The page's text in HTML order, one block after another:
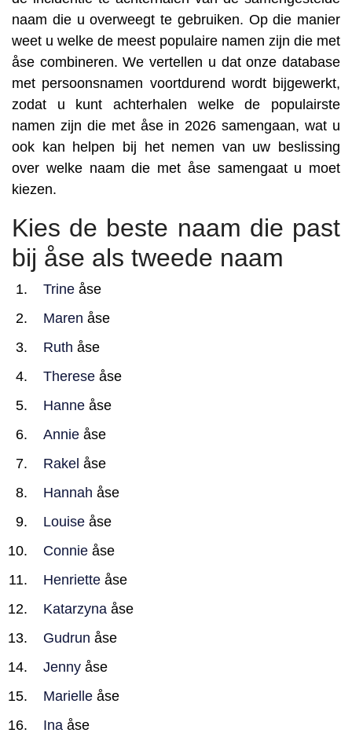
naam die u overweegt te gebruiken. Op die manier
weet u welke de meest populaire namen zijn die met
åse combineren. We vertellen u dat onze database
met persoonsnamen voortdurend wordt bijgewerkt,
zodat u kunt achterhalen welke de populairste
namen zijn die met åse in 2026 samengaan, wat u
ook kan helpen bij het nemen van uw beslissing
over welke naam die met åse samengaat u moet
kiezen.
Kies de beste naam die past
bij åse als tweede naam
Trine åse
Maren åse
Ruth åse
Therese åse
Hanne åse
Annie åse
Rakel åse
Hannah åse
Louise åse
Connie åse
Henriette åse
Katarzyna åse
Gudrun åse
Jenny åse
Marielle åse
Ina åse